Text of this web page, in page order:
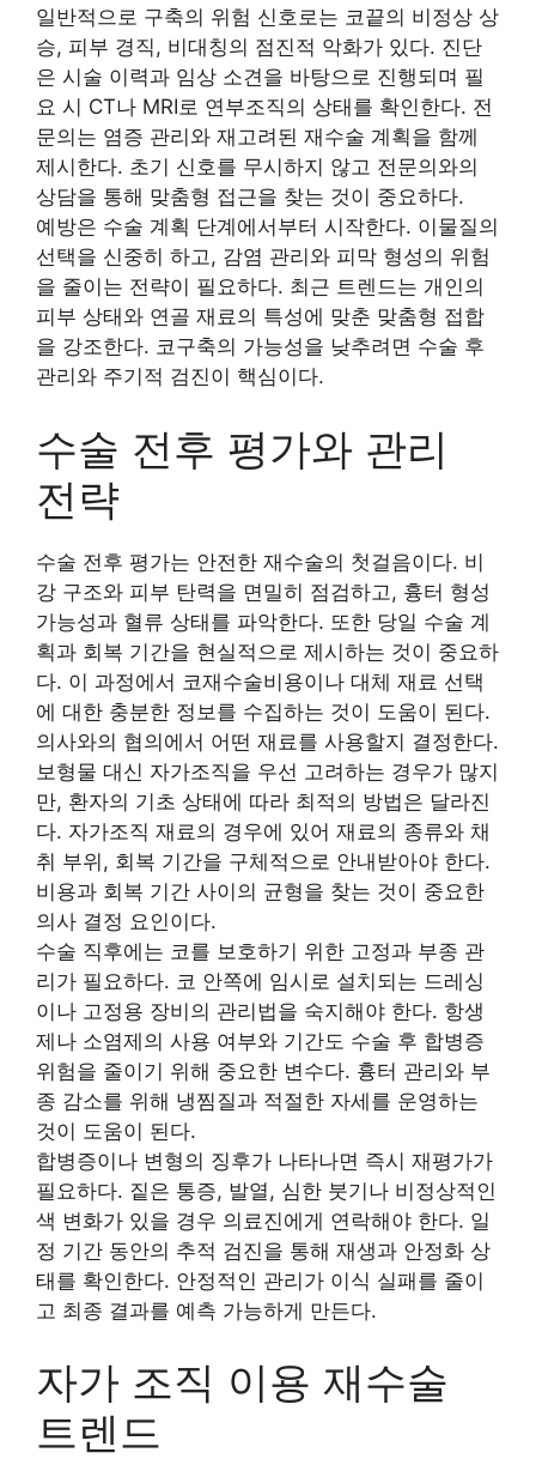
일반적으로 구축의 위험 신호로는 코끝의 비정상 상
승, 피부 경직, 비대칭의 점진적 악화가 있다. 진단
은 시술 이력과 임상 소견을 바탕으로 진행되며 필
요 시 CT나 MRI로 연부조직의 상태를 확인한다. 전
문의는 염증 관리와 재고려된 재수술 계획을 함께
제시한다. 초기 신호를 무시하지 않고 전문의와의
상담을 통해 맞춤형 접근을 찾는 것이 중요하다.
예방은 수술 계획 단계에서부터 시작한다. 이물질의
선택을 신중히 하고, 감염 관리와 피막 형성의 위험
을 줄이는 전략이 필요하다. 최근 트렌드는 개인의
피부 상태와 연골 재료의 특성에 맞춘 맞춤형 접합
을 강조한다. 코구축의 가능성을 낮추려면 수술 후
관리와 주기적 검진이 핵심이다.
수술 전후 평가와 관리
전략
수술 전후 평가는 안전한 재수술의 첫걸음이다. 비
강 구조와 피부 탄력을 면밀히 점검하고, 흉터 형성
가능성과 혈류 상태를 파악한다. 또한 당일 수술 계
획과 회복 기간을 현실적으로 제시하는 것이 중요하
다. 이 과정에서 코재수술비용이나 대체 재료 선택
에 대한 충분한 정보를 수집하는 것이 도움이 된다.
의사와의 협의에서 어떤 재료를 사용할지 결정한다.
보형물 대신 자가조직을 우선 고려하는 경우가 많지
만, 환자의 기초 상태에 따라 최적의 방법은 달라진
다. 자가조직 재료의 경우에 있어 재료의 종류와 채
취 부위, 회복 기간을 구체적으로 안내받아야 한다.
비용과 회복 기간 사이의 균형을 찾는 것이 중요한
의사 결정 요인이다.
수술 직후에는 코를 보호하기 위한 고정과 부종 관
리가 필요하다. 코 안쪽에 임시로 설치되는 드레싱
이나 고정용 장비의 관리법을 숙지해야 한다. 항생
제나 소염제의 사용 여부와 기간도 수술 후 합병증
위험을 줄이기 위해 중요한 변수다. 흉터 관리와 부
종 감소를 위해 냉찜질과 적절한 자세를 운영하는
것이 도움이 된다.
합병증이나 변형의 징후가 나타나면 즉시 재평가가
필요하다. 짙은 통증, 발열, 심한 붓기나 비정상적인
색 변화가 있을 경우 의료진에게 연락해야 한다. 일
정 기간 동안의 추적 검진을 통해 재생과 안정화 상
태를 확인한다. 안정적인 관리가 이식 실패를 줄이
고 최종 결과를 예측 가능하게 만든다.
자가 조직 이용 재수술
트렌드